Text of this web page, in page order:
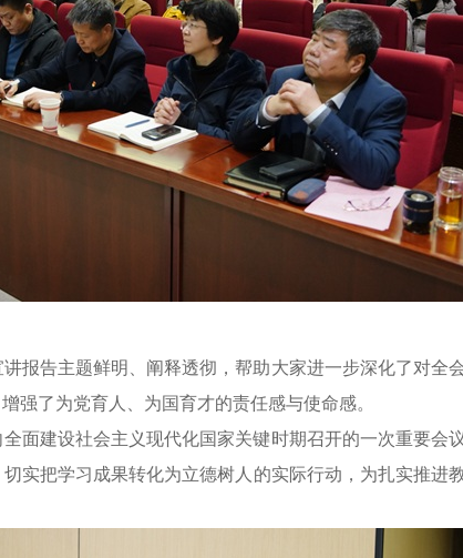
报告主题鲜明、阐释透彻，帮助大家进一步深化了对全
强了为党育人、为国育才的责任感与使命感。
面建设社会主义现代化国家关键时期召开的一次重要会
实把学习成果转化为立德树人的实际行动，为扎实推进